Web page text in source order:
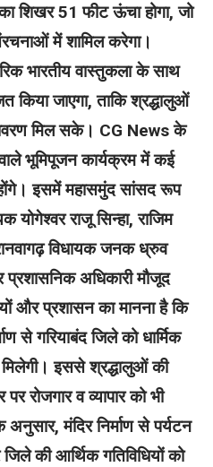
शिखर 51 फीट ऊंचा होगा, जो
में शामिल करेगा।
भारतीय वास्तुकला के साथ
जाएगा, ताकि श्रद्धालुओं
मिल सके। CG News के
भूमिपूजन कार्यक्रम में कई
इसमें महासमुंद सांसद रूप
योगेश्वर राजू सिन्हा, राजिम
विधायक जनक ध्रुव
अधिकारी मौजूद
और प्रशासन का मानना है कि
से गरियाबंद जिले को धार्मिक
इससे श्रद्धालुओं की
रोजगार व व्यापार को भी
मंदिर निर्माण से पर्यटन
की आर्थिक गतिविधियों को